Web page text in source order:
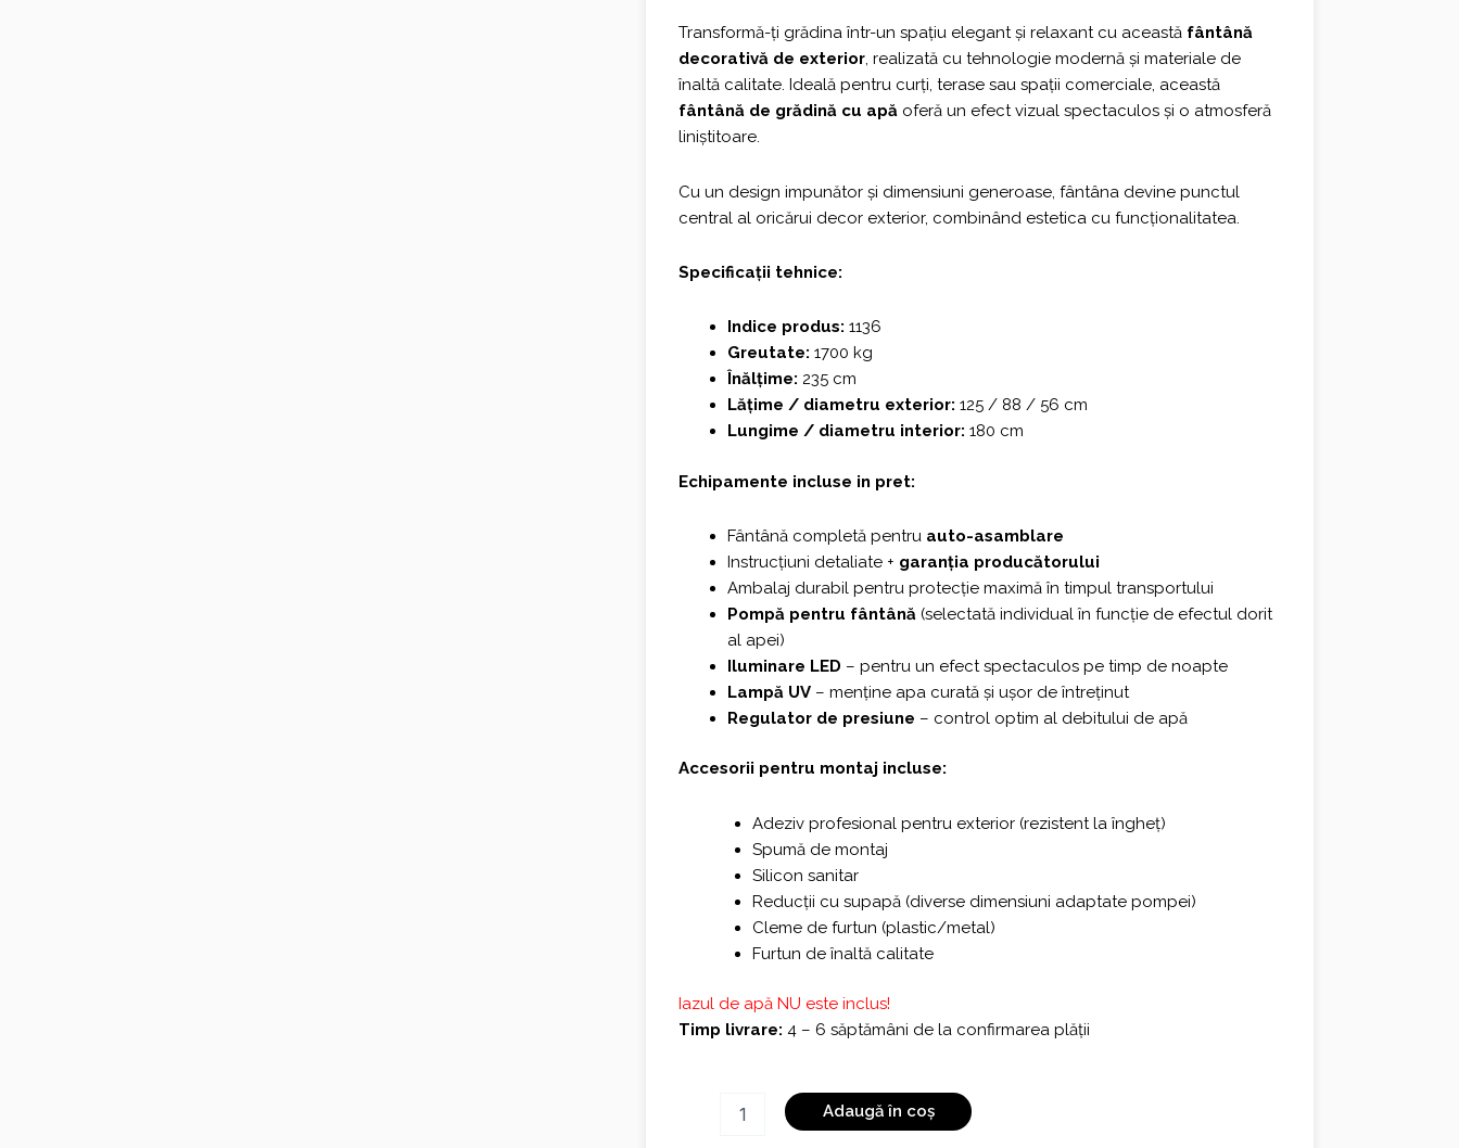
fost:
3.800,00 €.
3.420,00 €.
Transformă-ți grădina într-un spațiu elegant și relaxant cu această fântână
decorativă de exterior, realizată cu tehnologie modernă și materiale de
înaltă calitate. Ideală pentru curți, terase sau spații comerciale, această
fântână de grădină cu apă oferă un efect vizual spectaculos și o atmosferă
liniștitoare.
Cu un design impunător și dimensiuni generoase, fântâna devine punctul
central al oricărui decor exterior, combinând estetica cu funcționalitatea.
Specificații tehnice:
Indice produs: 1136
Greutate: 1700 kg
Înălțime: 235 cm
Lățime / diametru exterior: 125 / 88 / 56 cm
Lungime / diametru interior: 180 cm
Echipamente incluse in pret:
Fântână completă pentru auto-asamblare
Instrucțiuni detaliate + garanția producătorului
Ambalaj durabil pentru protecție maximă în timpul transportului
Pompă pentru fântână (selectată individual în funcție de efectul dorit
al apei)
Iluminare LED – pentru un efect spectaculos pe timp de noapte
Lampă UV – menține apa curată și ușor de întreținut
Regulator de presiune – control optim al debitului de apă
Accesorii pentru montaj incluse:
Adeziv profesional pentru exterior (rezistent la îngheț)
Spumă de montaj
Silicon sanitar
Reducții cu supapă (diverse dimensiuni adaptate pompei)
Cleme de furtun (plastic/metal)
Furtun de înaltă calitate
Iazul de apă NU este inclus!
Timp livrare: 4 – 6 săptămâni de la confirmarea plății
Adaugă în coș